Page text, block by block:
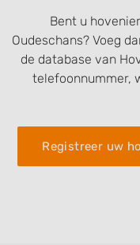
Bent u
Oudeschans? Voeg
de database van
telefoonnummer,
Registreer uw